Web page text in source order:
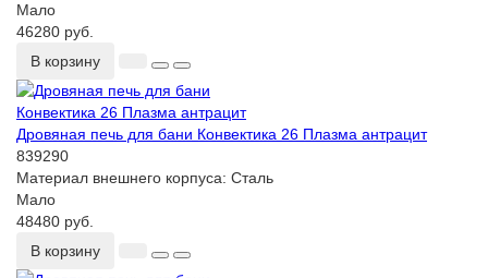
Мало
46280 руб.
В корзину
Дровяная печь для бани Конвектика 26 Плазма антрацит
839290
Материал внешнего корпуса: Сталь
Мало
48480 руб.
В корзину